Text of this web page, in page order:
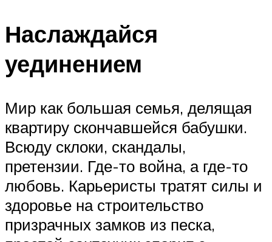
Наслаждайся
уединением
Мир как большая семья, делящая
квартиру скончавшейся бабушки.
Всюду склоки, скандалы,
претензии. Где-то война, а где-то
любовь. Карьеристы тратят силы и
здоровье на строительство
призрачных замков из песка,